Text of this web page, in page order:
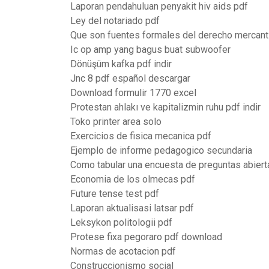
Laporan pendahuluan penyakit hiv aids pdf
Ley del notariado pdf
Que son fuentes formales del derecho
Ic op amp yang bagus buat subwoofer
Dönüşüm kafka pdf indir
Jnc 8 pdf español descargar
Download formulir 1770 excel
Protestan ahlakı ve kapitalizmin ruhu pdf indir
Toko printer area solo
Exercicios de fisica mecanica pdf
Ejemplo de informe pedagogico secundaria
Como tabular una encuesta de preguntas
Economia de los olmecas pdf
Future tense test pdf
Laporan aktualisasi latsar pdf
Leksykon politologii pdf
Protese fixa pegoraro pdf download
Normas de acotacion pdf
Construccionismo social